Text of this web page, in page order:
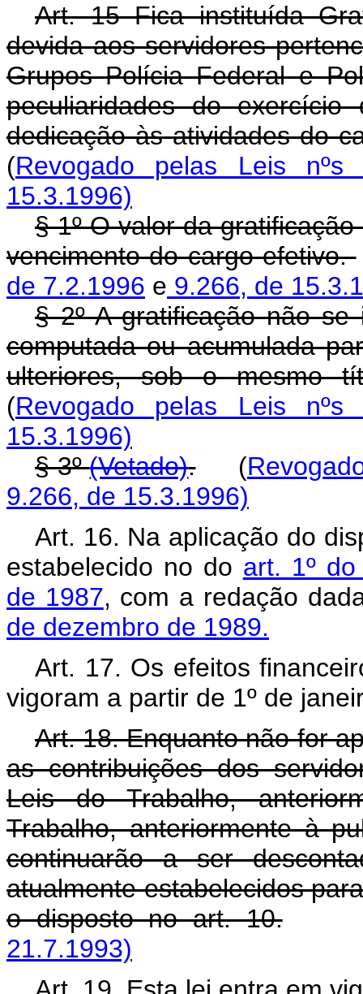
Art. 15 Fica instituída
devida aos servidores
Grupos Polícia Federal e
peculiaridades do
dedicação às atividades do
(Revogado pelas Leis
15.3.1996)
§ 1º O valor da
vencimento do cargo efetivo.
de 7.2.1996 e 9.266, de
§ 2º A gratificação não
computada ou acumulada
ulteriores, sob o mesmo
(Revogado pelas Leis
15.3.1996)
§ 3º(Vetado). (
9.266, de 15.3.1996)
Art. 16. Na aplicação do
estabelecido no do art. 1º
de 1987, com a redação
de dezembro de 1989.
Art. 17. Os efeitos
vigoram a partir de 1º de
Art. 18. Enquanto não for
as contribuições dos
Leis do Trabalho,
Trabalho, anteriormente à
continuarão a ser
atualmente estabelecidos
o disposto no art. 10.
21.7.1993)